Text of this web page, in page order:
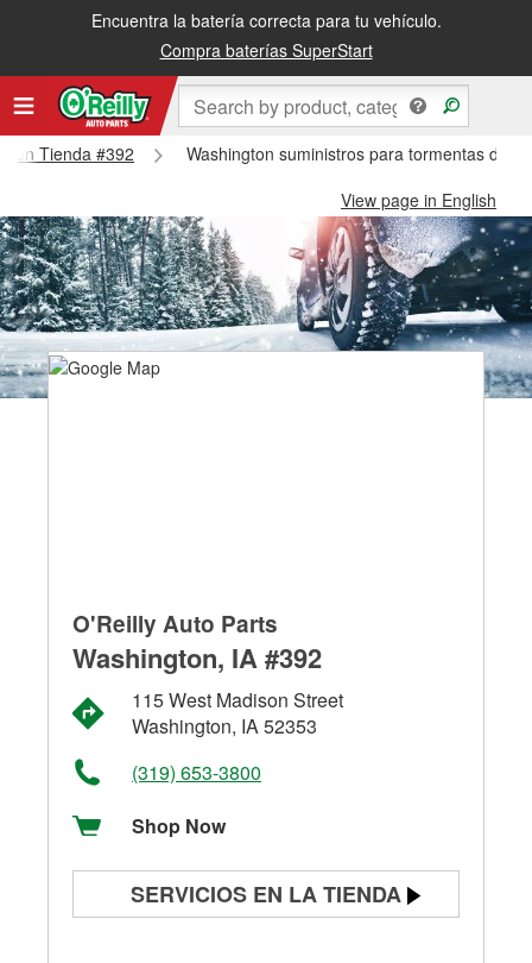
Encuentra la batería correcta para tu vehículo.
Compra baterías SuperStart
Tienda #392
Washington suministros para tormentas de
View page in English
O'Reilly Auto Parts
Washington, IA #392
115 West Madison Street
Washington, IA 52353
(319) 653-3800
Shop Now
SERVICIOS EN LA TIENDA